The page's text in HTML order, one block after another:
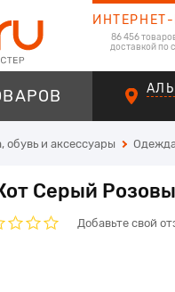
86 456
доставкой по
обувь и аксессуары
Серый
Добавьте свой